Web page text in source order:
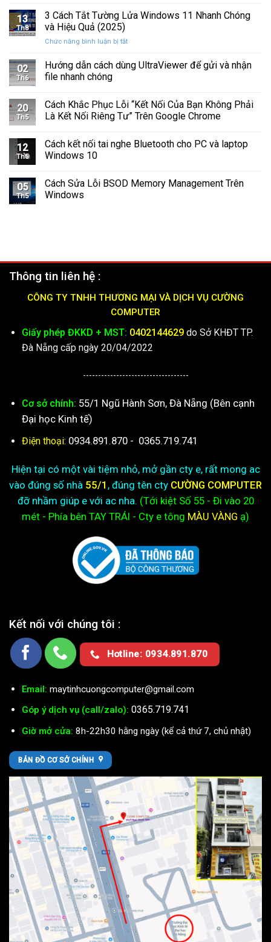
Hỏng
Giác
Trên
C
Sửa
Âm
Khi
11
13
Th8
3 Cách Tắt Tường Lửa Windows 11 Nhanh Chóng
và Hiệu Quả (2025)
Chức năng bình luận bị tắtở
Cách
Tắt
Windows
11
và
02
Th6
Hướng dẫn cách dùng UltraViewer để gửi và nhận
file nhanh chóng
20
Th5
Cách Khắc Phục Lỗi “Kết Nối Của Bạn Không Phải
Là Kết Nối Riêng Tư” Trên Google Chrome
12
Th5
Cách kết nối tai nghe Bluetooth cho PC và laptop
Windows 10
05
Th5
Cách Sửa Lỗi BSOD Memory Management Trên
Windows
Thông tin liên hệ :
CÔNG TY TNHH THƯƠNG MẠI VÀ DỊCH VỤ CƯỜNG
COMPUTER
Giấy phép ĐKKD + MST: 0402144629do Sở KHĐT TP.
Đà Nẵng cấp ngày 20/04/2022
-----------------------------------
Cơ sở chính: 55/1 Ngũ Hành Sơn, Đà Nẵng (Bên cạnh
Đại học Kinh tế)
Điện thoại: 0934.891.870 - 0365.719.741
Hiện tại có một vài tiệm nhỏ, mở gần cty e, rất mong ac
vào đúng số nhà 55/1 , đúng tên cty CƯỜNG COMPUTER
đỡ nhầm giúp e với ac nha. (Tới kiệtSố 55 - Đi vào 20
mét - Phía bên TAY TRÁI - Cty e tông MÀU VÀNG ạ)
Kết nối với chúng tôi :
Hotline: 0934.891.870
Email: maytinhcuongcomputer@gmail.com
Góp ý dịch vụ (call/zalo): 0365.719.741
Giờ mở cửa: 8h-22h30 hằng ngày (kể cả thứ 7, chủ nhật)
BẢN ĐỒ CƠ SỞ CHÍNH